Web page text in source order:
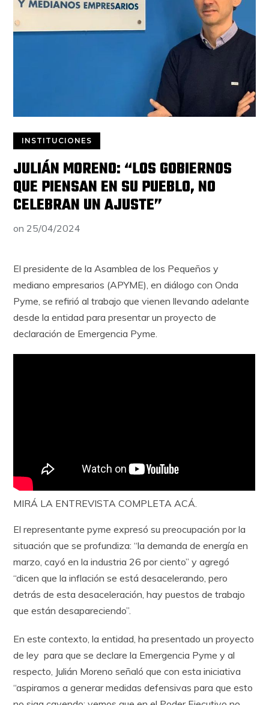
INSTITUCIONES
JULIÁN MORENO: “LOS GOBIERNOS
QUE PIENSAN EN SU PUEBLO, NO
CELEBRAN UN AJUSTE”
on 25/04/2024
El presidente de la Asamblea de los Pequeños y
mediano empresarios (APYME), en diálogo con Onda
Pyme, se refirió al trabajo que vienen llevando adelante
desde la entidad para presentar un proyecto de
declaración de Emergencia Pyme.
MIRÁ LA ENTREVISTA COMPLETA ACÁ.
El representante pyme expresó su preocupación por la
situación que se profundiza: “la demanda de energía en
marzo, cayó en la industria 26 por ciento” y agregó
“dicen que la inflación se está desacelerando, pero
detrás de esta desaceleración, hay puestos de trabajo
que están desapareciendo”.
En este contexto, la entidad, ha presentado un proyecto
de ley para que se declare la Emergencia Pyme y al
respecto, Julián Moreno señaló que con esta iniciativa
“aspiramos a generar medidas defensivas para que esto